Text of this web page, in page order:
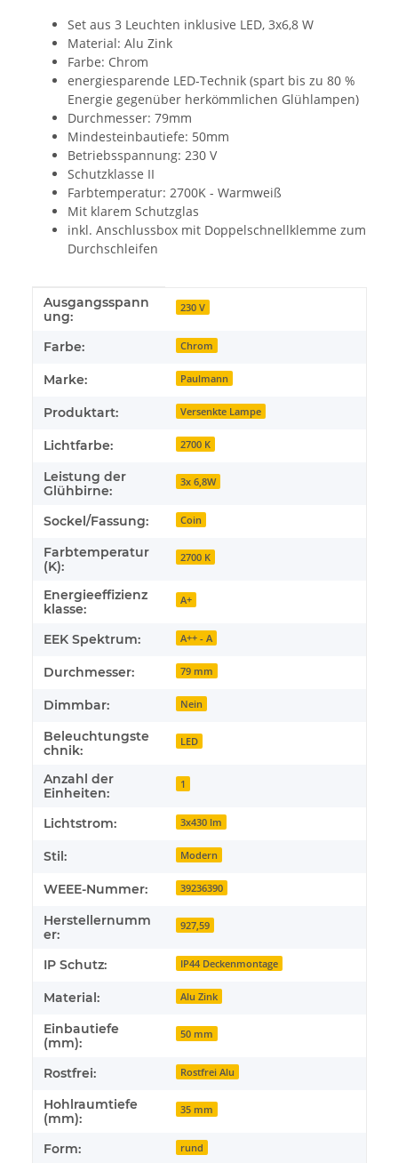
Set aus 3 Leuchten inklusive LED, 3x6,8 W
Material: Alu Zink
Farbe: Chrom
energiesparende LED-Technik (spart bis zu 80 %
Energie gegenüber herkömmlichen Glühlampen)
Durchmesser: 79mm
Mindesteinbautiefe: 50mm
Betriebsspannung: 230 V
Schutzklasse II
Farbtemperatur: 2700K - Warmweiß
Mit klarem Schutzglas
inkl. Anschlussbox mit Doppelschnellklemme zum
Durchschleifen
Produkteigenschaft
Wert
Ausgangsspann
ung:
230 V
Farbe: Chrom
Marke: Paulmann
Produktart: Versenkte Lampe
Lichtfarbe: 2700 K
Leistung der
Glühbirne:
3x 6,8W
Sockel/Fassung: Coin
Farbtemperatur
(K):
2700 K
Energieeffizienz
klasse:
A+
EEK Spektrum: A++ - A
Durchmesser: 79 mm
Dimmbar: Nein
Beleuchtungste
chnik:
LED
Anzahl der
Einheiten:
1
Lichtstrom: 3x430 lm
Stil: Modern
WEEE-Nummer: 39236390
Herstellernumm
er:
927,59
IP Schutz: IP44 Deckenmontage
Material: Alu Zink
Einbautiefe
(mm):
50 mm
Rostfrei: Rostfrei Alu
Hohlraumtiefe
(mm):
35 mm
Form: rund